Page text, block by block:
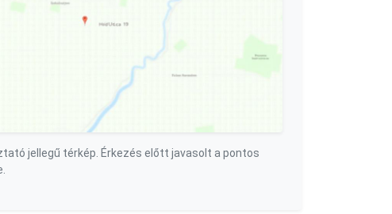
jellegű térkép. Érkezés előtt javasolt a pontos